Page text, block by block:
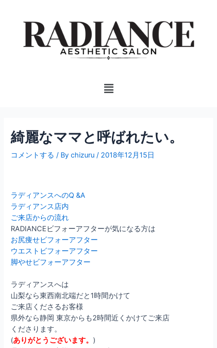
Menu
綺麗なママと呼ばれたい。
コメントする / Bychizuru/ 2018年12月15日
ラディアンスへのQ &A
ラディアンス店内
ご来店からの流れ
RADIANCEビフォーアフターが気になる方は
お尻痩せビフォーアフター
ウエストビフォーアフター
脚やせビフォーアフター
ラディアンスへは
山梨なら東西南北端だと1時間かけて
ご来店くださるお客様
県外なら静岡 東京からも2時間近くかけてご来店
くださります。
(ありがとうございます。 )
ビ
ゲ